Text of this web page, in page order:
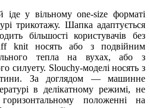
іде у вільному one-size форматі
трикотажу. Шапка адаптується
більшості користувачів без
knit носять або з подвійним
тепла на вухах, або з
силуету. Slouchy-моделі носять з
За доглядом — машинне
в делікатному режимі, не
положенні на